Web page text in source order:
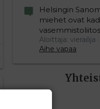
Helsingin
miehet ovat
Aloittaja: vierailija
Aihe vapaa